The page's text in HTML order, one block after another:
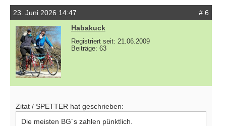
23. Juni 2026 14:47
# 6
Habakuck
Registriert seit: 21.06.2009
Beiträge: 63
Zitat / SPETTER hat geschrieben:
Die meisten BG´s zahlen pünktlich.